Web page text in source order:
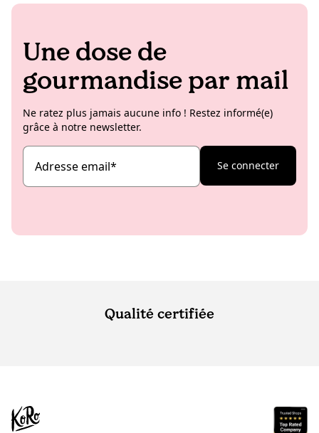
Une dose de
gourmandise par mail
Ne ratez plus jamais aucune info ! Restez informé(e)
grâce à notre newsletter.
Adresse email* Se connecter
Qualité certifiée